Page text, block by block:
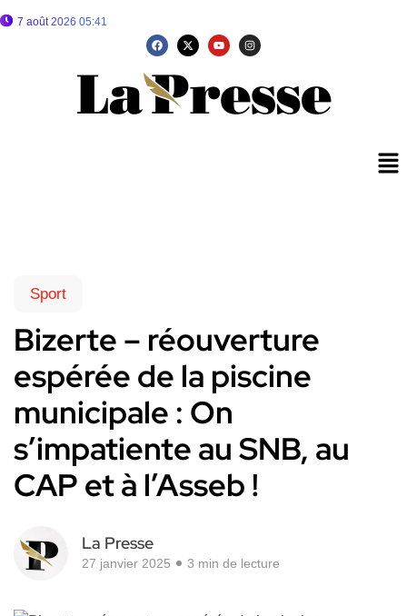
7 août 2026 05:41
Sport
Bizerte – réouverture
espérée de la piscine
municipale : On
s’impatiente au SNB, au
CAP et à l’Asseb !
La Presse
27 janvier 2025 3 min de lecture